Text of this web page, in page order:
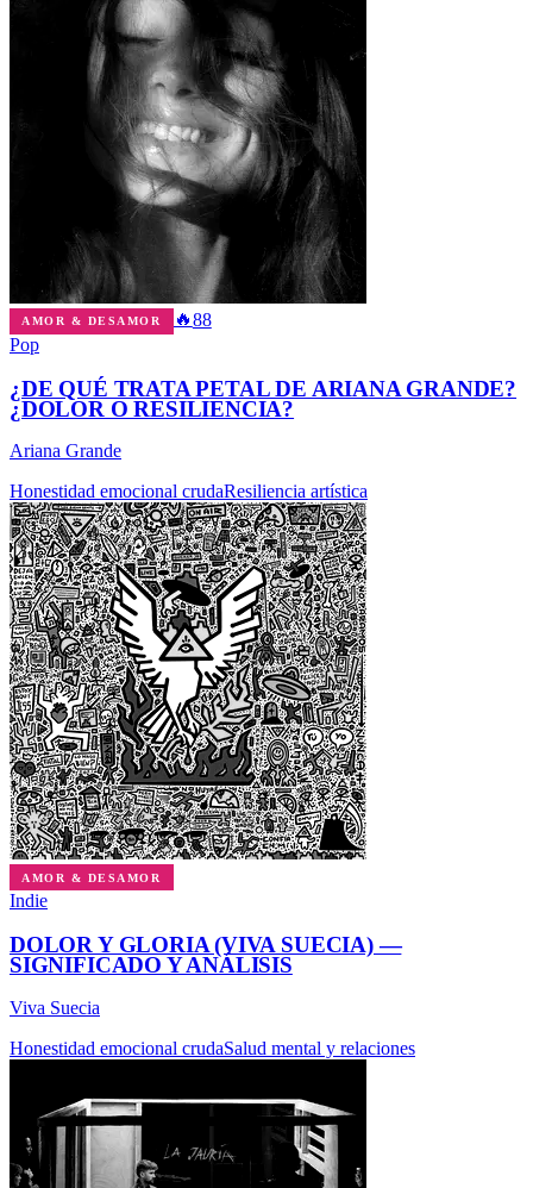
AMOR & DESAMOR 🔥88
Pop
¿DE QUÉ TRATA PETAL DE ARIANA GRANDE?
¿DOLOR O RESILIENCIA?
Ariana Grande
Honestidad emocional crudaResiliencia artística
AMOR & DESAMOR
Indie
DOLOR Y GLORIA (VIVA SUECIA) —
SIGNIFICADO Y ANÁLISIS
Viva Suecia
Honestidad emocional crudaSalud mental y relaciones